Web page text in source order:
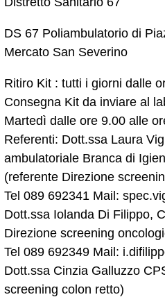
DS 67 Poliambulatorio di
Mercato San Severino
Ritiro Kit : tutti i giorni dalle
Consegna Kit da inviare al
Martedì dalle ore 9.00 alle
Referenti: Dott.ssa Laura
ambulatoriale Branca di
(referente Direzione
Tel 089 692341 Mail:
Dott.ssa Iolanda Di Filippo,
Direzione screening
Tel 089 692349 Mail:
Dott.ssa Cinzia Galluzzo
screening colon retto)